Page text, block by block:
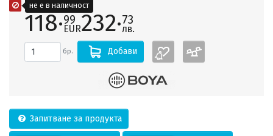
118·99
EUR232·73
лв.
бр. Добави
Запитване за продукта
не е в наличност